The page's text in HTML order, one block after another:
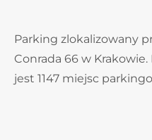
Parking zlokalizowany
Conrada 66 w
jest 1147 miejsc